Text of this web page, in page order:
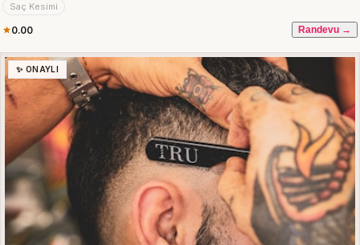
Saç Kesimi
0.00 Randevu →
✨ ONAYLI